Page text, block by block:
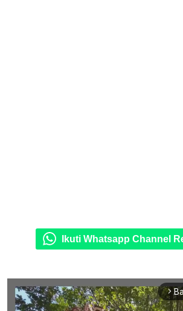
Ikuti Whatsapp Channel
arrow_forward_ios